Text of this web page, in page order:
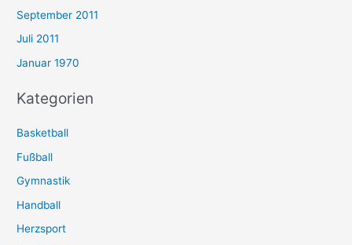
September 2011
Juli 2011
Januar 1970
Kategorien
Basketball
Fußball
Gymnastik
Handball
Herzsport